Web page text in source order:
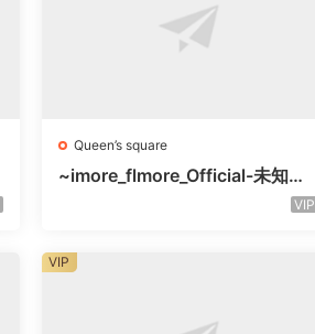
Queen’s square
~imore_flmore_Official-未知楼
VIP
VIP